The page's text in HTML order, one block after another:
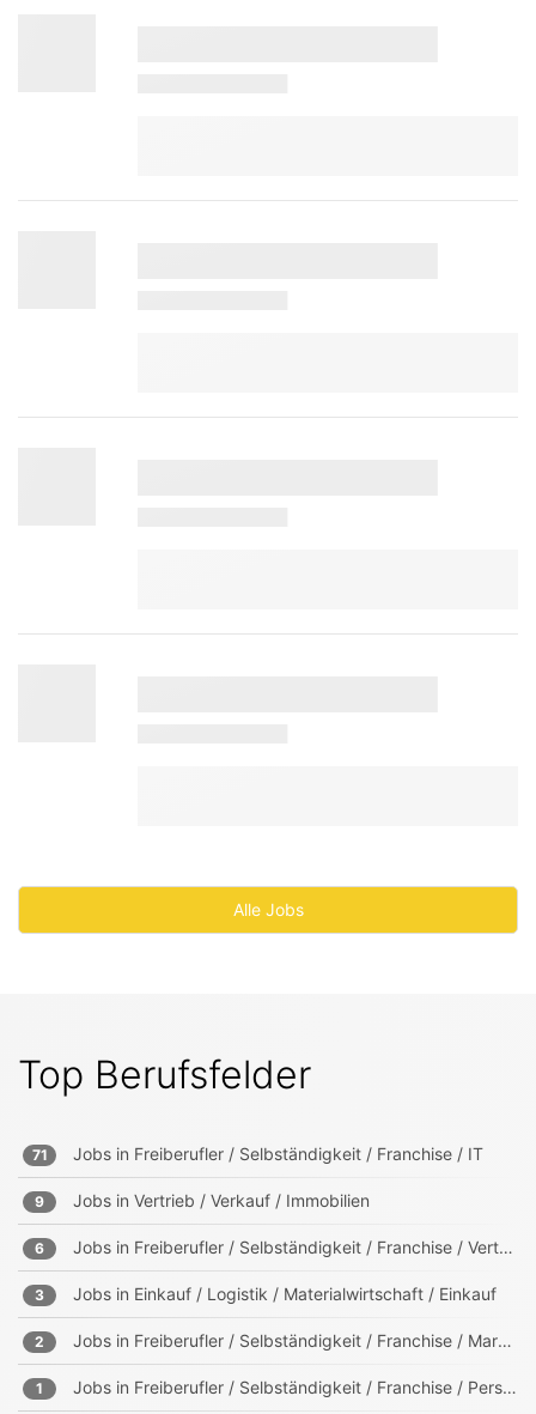
Alle Jobs
Top Berufsfelder
71 Jobs in Freiberufler / Selbständigkeit / Franchise / IT
9 Jobs in Vertrieb / Verkauf / Immobilien
6 Jobs in Freiberufler / Selbständigkeit / Franchise / Vertrieb
3 Jobs in Einkauf / Logistik / Materialwirtschaft / Einkauf
2 Jobs in Freiberufler / Selbständigkeit / Franchise / Marketing
1 Jobs in Freiberufler / Selbständigkeit / Franchise / Personalwesen